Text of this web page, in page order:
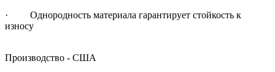
· Однородность материала гарантирует стойкость к
износу
Производство - США